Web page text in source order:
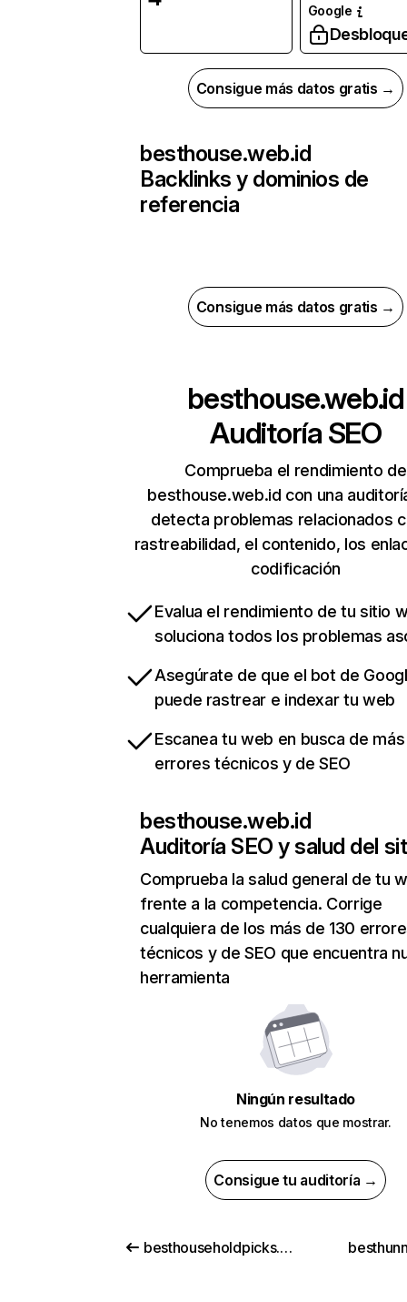
Google
Consigue más datos gratis →
besthouse.web.id
Backlinks y dominios de
referencia
Consigue más datos gratis →
besthouse.web.id
Auditoría SEO
Comprueba el rendimiento de
besthouse.web.id con una
detecta problemas relacionados
rastreabilidad, el contenido, los
codificación
Evalua el rendimiento de tu sitio
soluciona todos los problemas
Asegúrate de que el bot de
puede rastrear e indexar tu web
Escanea tu web en busca de
errores técnicos y de SEO
besthouse.web.id
Auditoría SEO y salud del
Comprueba la salud general de tu
frente a la competencia. Corrige
cualquiera de los más de 130
técnicos y de SEO que encuentra
herramienta
Ningún resultado
No tenemos datos que mostrar.
Consigue tu auditoría →
besthouseholdpicks.com